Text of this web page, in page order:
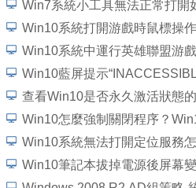
Win7系統小工具無法正常打開
Win10系統打開游戲時鼠標操
查看Win10是否永久激活狀態
Win10怎麼強制關閉程序？
Win10系統無法打開定位服務
Win10筆記本拔掉電源後屏幕